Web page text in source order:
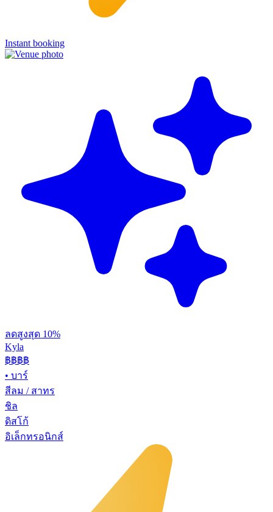
Instant booking
ลดสูงสุด 10%
Kyla
฿฿฿฿
• บาร์
สีลม / สาทร
ชิล
ดิสโก้
อิเล็กทรอนิกส์